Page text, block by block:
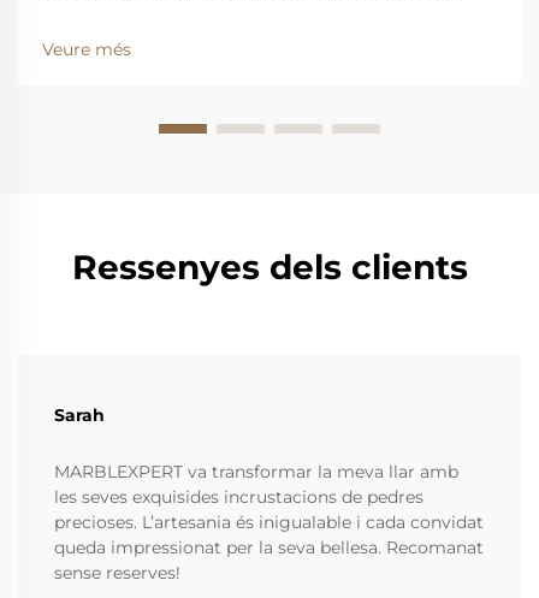
opcions, la taula de centre rodona de marbre amb
estil vintage destaca com una peça atemporal que
Veure més
Ressenyes dels clients
Sarah
MARBLEXPERT va transformar la meva llar amb
les seves exquisides incrustacions de pedres
precioses. L’artesania és inigualable i cada convidat
queda impressionat per la seva bellesa. Recomanat
sense reserves!